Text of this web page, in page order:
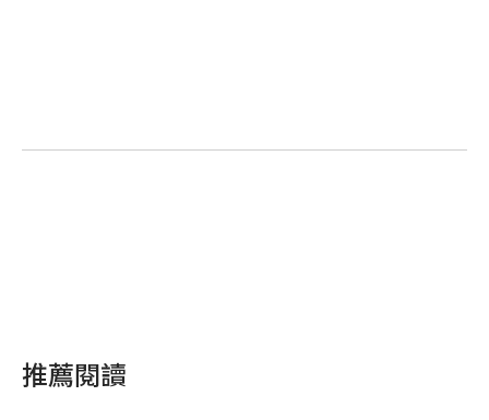
推薦閱讀